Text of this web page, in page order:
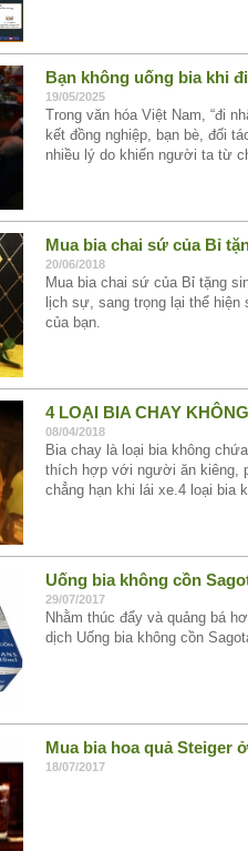
Bạn không uống bia khi
19/05/2025
Trong văn hóa Việt Nam, “đi
kết đồng nghiệp, bạn bè, đối
nhiều lý do khiến người ta từ
Mua bia chai sứ của Bỉ
20/06/2018
Mua bia chai sứ của Bỉ tặng
lịch sự, sang trọng lại thể
của bạn.
4 LOẠI BIA CHAY
08/04/2018
Bia chay là loại bia không
thích hợp với người ăn kiêng,
chẳng hạn khi lái xe.4 loại bia
Uống bia không cồn
29/07/2017
Nhằm thúc đẩy và quảng bá
dịch Uống bia không cồn
Mua bia hoa quả Steiger
18/07/2017